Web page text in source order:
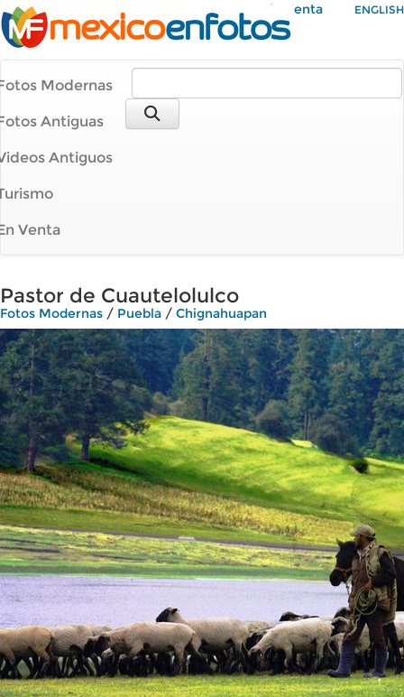
Mi Cuenta ENGLISH
Modernas
Antiguas
Antiguos
Venta
Pastor de Cuautelolulco
Fotos Modernas / Puebla / Chignahuapan